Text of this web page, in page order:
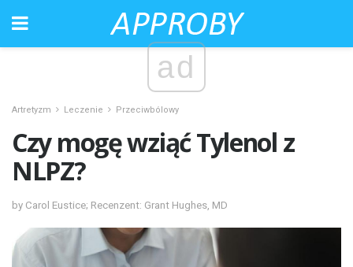
ad
Artretyzm Leczenie Przeciwbólowy
Czy mogę wziąć Tylenol z
NLPZ?
by Carol Eustice; Recenzent: Grant Hughes, MD